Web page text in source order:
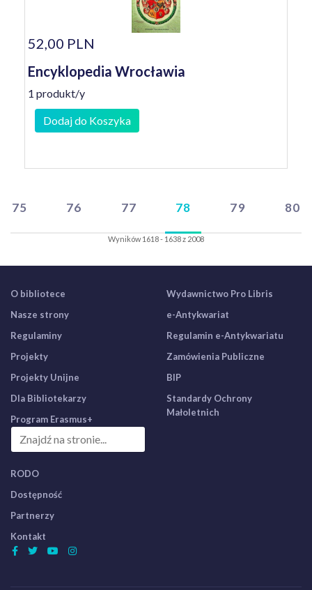
52,00 PLN
Encyklopedia Wrocławia
1 produkt/y
Dodaj do Koszyka
75 76 77 78 79 80
Wyników 1618 - 1638 z 2008
O bibliotece
Nasze strony
Regulaminy
Projekty
Projekty Unijne
Dla Bibliotekarzy
Program Erasmus+
Wydawnictwo Pro Libris
e-Antykwariat
Regulamin e-Antykwariatu
Zamówienia Publiczne
BIP
Standardy Ochrony
Małoletnich
RODO
Dostępność
Partnerzy
Kontakt